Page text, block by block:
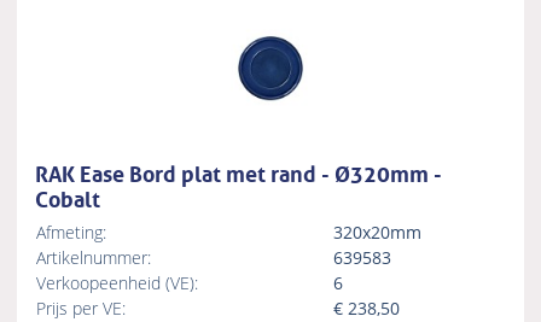
RAK Ease Bord plat met rand - Ø320mm -
Cobalt
Afmeting:
320x20mm
Artikelnummer:
639583
Verkoopeenheid (VE):
6
Prijs per VE:
€238,50